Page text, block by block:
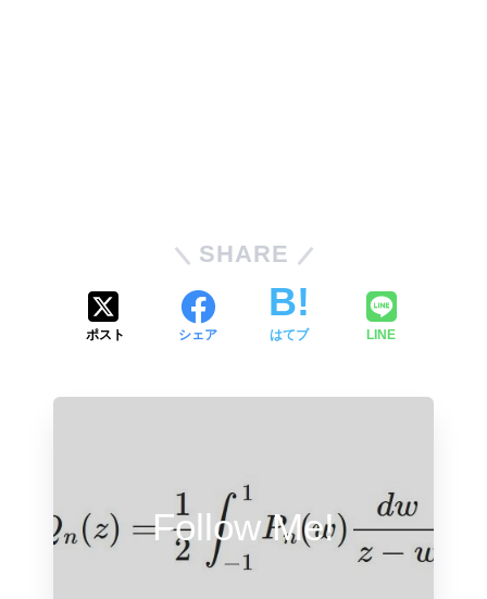
SHARE
ポスト シェア はてブ LINE
Follow Me!